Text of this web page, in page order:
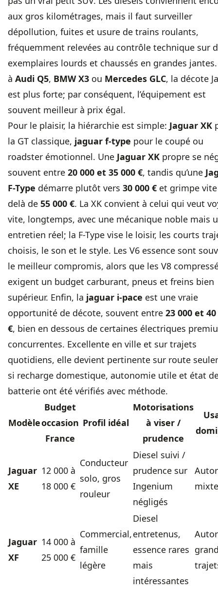
aux gros kilométrages, mais il faut surveiller
dépollution, fuites et usure de trains roulants,
fréquemment relevées au contrôle technique sur
exemplaires lourds et chaussés en grandes jantes.
à Audi Q5, BMW X3 ou Mercedes GLC, la décote
est plus forte; par conséquent, l’équipement est
souvent meilleur à prix égal.
Pour le plaisir, la hiérarchie est simple: Jaguar XK
la GT classique, jaguar f-type pour le coupé ou
roadster émotionnel. Une Jaguar XK propre se
souvent entre 20 000 et 35 000 €, tandis qu’une
F-Type démarre plutôt vers 30 000 € et grimpe
delà de 55 000 €. La XK convient à celui qui veut
vite, longtemps, avec une mécanique noble mais
entretien réel; la F-Type vise le loisir, les courts
choisis, le son et le style. Les V6 essence sont
le meilleur compromis, alors que les V8
exigent un budget carburant, pneus et freins bien
supérieur. Enfin, la jaguar i-pace est une vraie
opportunité de décote, souvent entre 23 000 et 40
€, bien en dessous de certaines électriques
concurrentes. Excellente en ville et sur trajets
quotidiens, elle devient pertinente sur route
si recharge domestique, autonomie utile et état
batterie ont été vérifiés avec méthode.
Modèle
Budget
occasion
France
Profil idéal
Motorisations
à viser /
prudence
Jaguar
XE
12 000 à
18 000 €
Conducteur
solo, gros
rouleur
Diesel suivi /
prudence sur
Ingenium
négligés
mixte
Jaguar
XF
14 000 à
25 000 €
Commercial,
famille
légère
Diesel
entretenus,
essence rares
mais
intéressantes